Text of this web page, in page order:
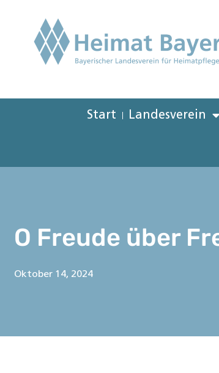
Start Landesverein
O Freude über
Oktober 14, 2024